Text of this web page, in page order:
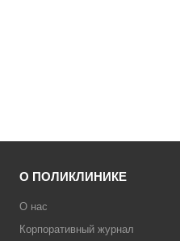
О ПОЛИКЛИНИКЕ
О нас
Корпоративный журнал